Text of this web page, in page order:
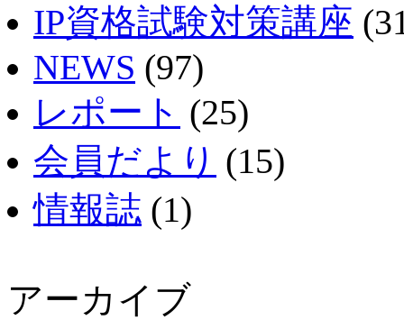
IP資格試験対策講座
NEWS (97)
レポート (25)
会員だより (15)
情報誌 (1)
アーカイブ